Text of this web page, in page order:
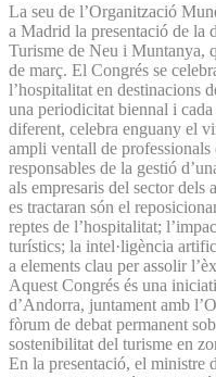
La seu de l’Organització
a Madrid la presentació de la
Turisme de Neu i Muntanya,
de març. El Congrés se
l’hospitalitat en destinacions
una periodicitat biennal i
diferent, celebra enguany el
ampli ventall de
responsables de la gestió
als empresaris del sector dels
es tractaran són el
reptes de l’hospitalitat;
turístics; la intel·ligència
a elements clau per assolir
Aquest Congrés és una
d’Andorra, juntament amb
fòrum de debat permanent
sostenibilitat del turisme en
En la presentació, el ministre